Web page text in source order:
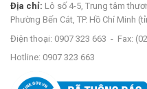
Địa chỉ: Lô số 4-5, Trung tâm
Phường Bến Cát, TP. Hồ Chí Minh
Điện thoại: 0907 323 663 - Fax:
Hotline: 0907 323 663